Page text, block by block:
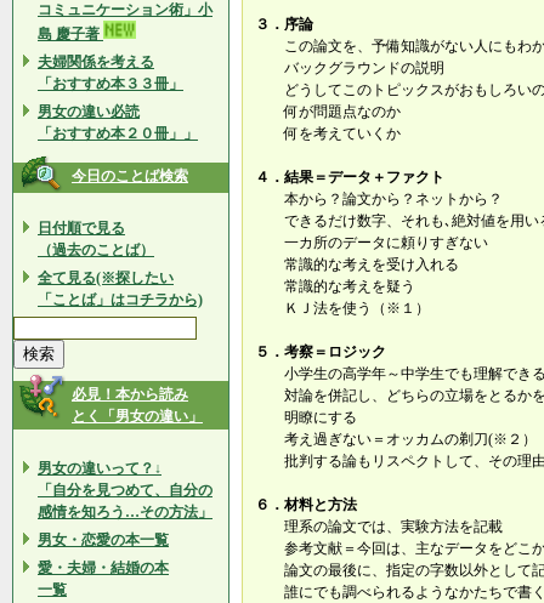
コミュニケーション術」小
島 慶子著
夫婦関係を考える
「おすすめ本３３冊」
男女の違い必読
「おすすめ本２０冊」」
今日のことば検索
日付順で見る
（過去のことば）
全て見る(※探したい
「ことば」はコチラから)
必見！本から読み
とく「男女の違い」
男女の違いって？↓
「自分を見つめて、自分の
感情を知ろう…その方法」
男女・恋愛の本一覧
愛・夫婦・結婚の本
一覧
３．序論
この論文を、予備知識がない人にもわ
バックグラウンドの説明
どうしてこのトピックスがおもしろい
何が問題点なのか
何を考えていくか
４．結果＝データ＋ファクト
本から？論文から？ネットから？
できるだけ数字、それも､絶対値を用い
一カ所のデータに頼りすぎない
常識的な考えを受け入れる
常識的な考えを疑う
ＫＪ法を使う（※１）
５．考察＝ロジック
小学生の高学年～中学生でも理解でき
対論を併記し、どちらの立場をとるか
明瞭にする
考え過ぎない＝オッカムの剃刀(※２）
批判する論もリスペクトして、その理
６．材料と方法
理系の論文では、実験方法を記載
参考文献＝今回は、主なデータをどこ
論文の最後に、指定の字数以外として
誰にでも調べられるようなかたちで書